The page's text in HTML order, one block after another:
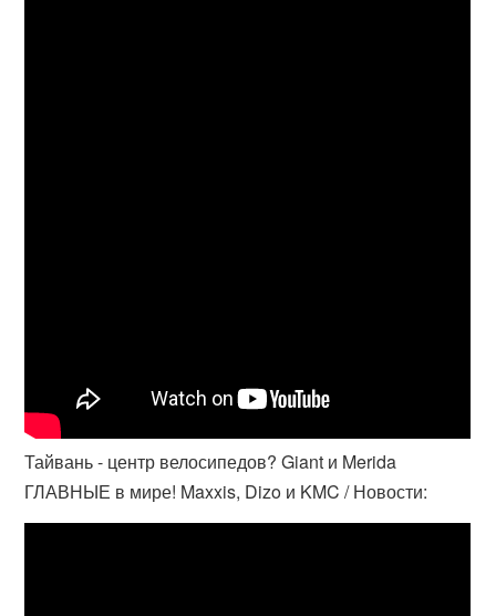
Тайвань - центр велосипедов? Giant и Merida
ГЛАВНЫЕ в мире! Maxxis, Dizo и KMC / Новости: